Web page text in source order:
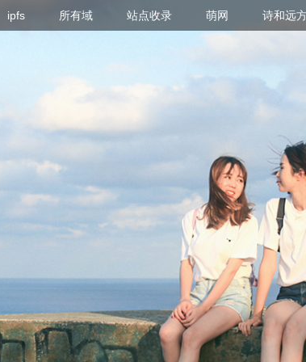
ipfs 所有域 站点收录 萌网 诗和远